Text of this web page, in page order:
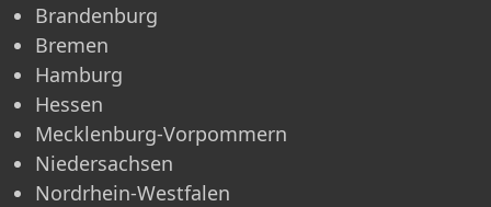
Brandenburg
Bremen
Hamburg
Hessen
Mecklenburg-Vorpommern
Niedersachsen
Nordrhein-Westfalen